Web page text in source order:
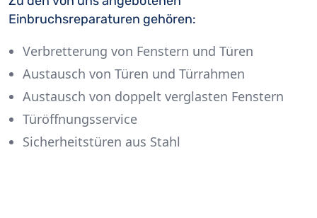
Einbruchsreparaturen gehören:
Verbretterung von Fenstern und Türen
Austausch von Türen und Türrahmen
Austausch von doppelt verglasten Fenstern
Türöffnungsservice
Sicherheitstüren aus Stahl